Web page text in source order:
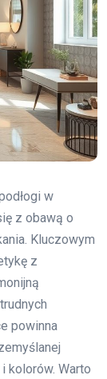
w
z obawą o
Kluczowym
z
powinna
kolorów. Warto